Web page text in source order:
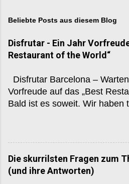
Beliebte Posts aus diesem Blog
Disfrutar - Ein Jahr
Restaurant of the World“
Disfrutar Barcelona –
Vorfreude auf das „Best
Bald ist es soweit. Wir haben
Can Roca, dieses Jahr beim
unfassbar schwer zu
Wartezeit. Fast schon normal,
Die skurrilsten Fragen zum
(und ihre Antworten)